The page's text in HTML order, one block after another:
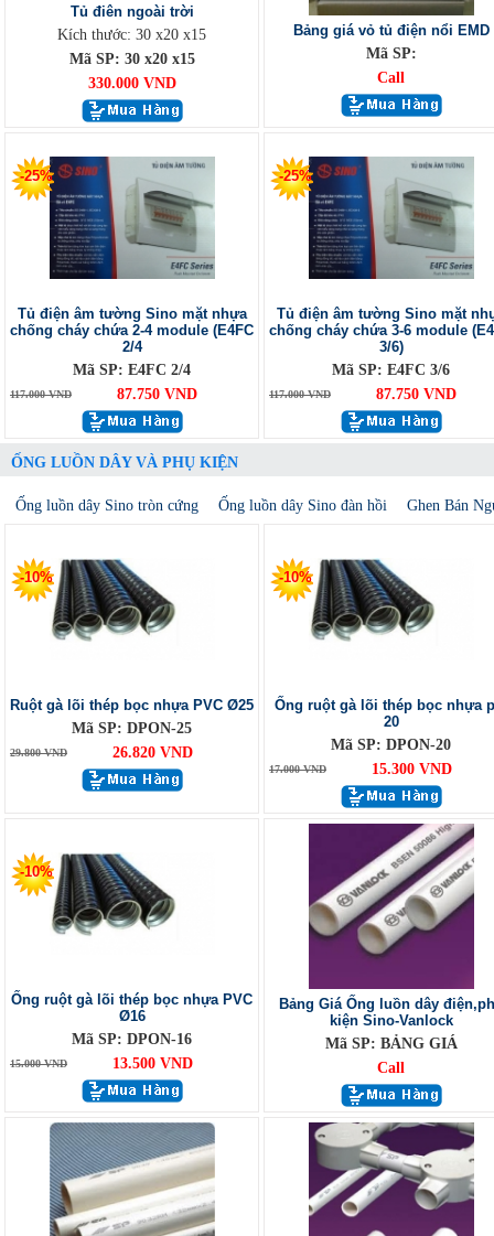
Tủ điên ngoài trời
Kích thước: 30 x20 x15
Mã SP: 30 x20 x15
330.000 VND
Bảng giá vỏ tủ điện nổi EMD
Mã SP:
Call
-25%
Tủ điện âm tường Sino mặt nhựa
chống cháy chứa 2-4 module (E4FC
2/4
Mã SP: E4FC 2/4
117.000 VND 87.750 VND
-25%
Tủ điện âm tường Sino mặt
chống cháy chứa 3-6 module
3/6)
Mã SP: E4FC 3/6
117.000 VND 87.750 VND
ỐNG LUỒN DÂY VÀ PHỤ KIỆN
Ống luồn dây Sino tròn cứng Ống luồn dây Sino đàn hồi Ghen Bán
-10%
Ruột gà lõi thép bọc nhựa PVC Ø25
Mã SP: DPON-25
29.800 VND 26.820 VND
-10%
Ống ruột gà lõi thép bọc nhựa
20
Mã SP: DPON-20
17.000 VND 15.300 VND
-10%
Ống ruột gà lõi thép bọc nhựa PVC
Ø16
Mã SP: DPON-16
15.000 VND 13.500 VND
Bảng Giá Ống luồn dây
kiện Sino-Vanlock
Mã SP: BẢNG GIÁ
Call